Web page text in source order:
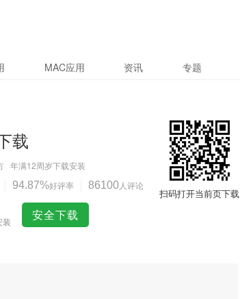
MAC应用 资讯 专题
载
年满12周岁下载安装
94.87%好评率 86100人评论
装
安全下载
扫码打开当前页下载